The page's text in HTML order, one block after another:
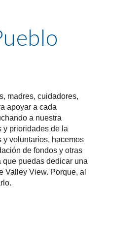
madres, cuidadores,
apoyar a cada
a nuestra
y prioridades de la
y voluntarios, hacemos
de fondos y otras
puedas dedicar una
Valley View. Porque, al